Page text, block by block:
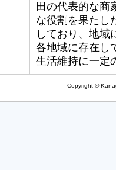
田の代表的な商
な役割を果たし
しており、地域
各地域に存在し
生活維持に一定
Copyright ©